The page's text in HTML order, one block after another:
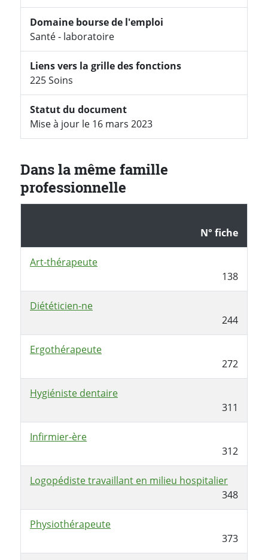
Domaine bourse de l'emploi
Santé - laboratoire
Liens vers la grille des fonctions
225 Soins
Statut du document
Mise à jour le 16 mars 2023
Dans la même famille
professionnelle
N° fiche
Art-thérapeute
138
Diététicien-ne
244
Ergothérapeute
272
Hygiéniste dentaire
311
Infirmier-ère
312
Logopédiste travaillant en milieu hospitalier
348
Physiothérapeute
373